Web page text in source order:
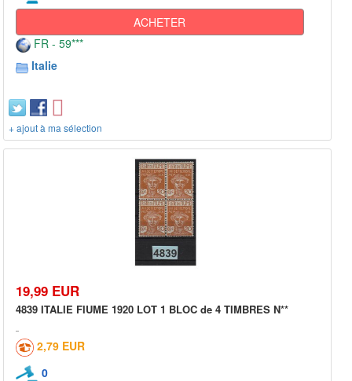
ACHETER
FR - 59***
Italie
+ ajout à ma sélection
19,99 EUR
4839 ITALIE FIUME 1920 LOT 1 BLOC de 4 TIMBRES N**
2,79 EUR
0